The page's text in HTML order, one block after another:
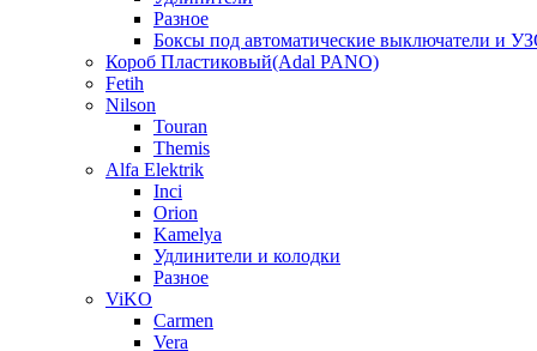
Разное
Боксы под автоматические выключатели и
Короб Пластиковый(Adal PANO)
Fetih
Nilson
Touran
Themis
Alfa Elektrik
Inci
Orion
Kamelya
Удлинители и колодки
Разное
ViKO
Carmen
Vera